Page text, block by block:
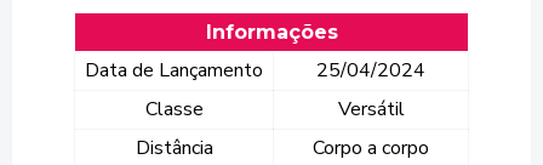
Informações
Data de Lançamento
25/04/2024
Classe
Versátil
Distância
Corpo a corpo